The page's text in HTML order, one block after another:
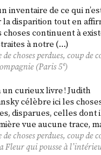
inventaire de ce qui
la disparition tout en
choses continuent à
à notre (…)
choses perdues, coup de
(Paris 5ᵉ)
un curieux livre ! Judith
célèbre ici les
disparues, celles dont
vue aucune trace,
choses perdues, coup de
Fleur qui pousse à